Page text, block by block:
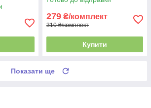
279 ₴/комплект
310 ₴/комплект
Купити
Показати ще